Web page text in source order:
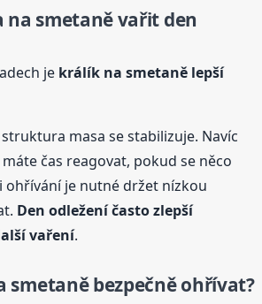
na smetaně vařit den
je králík na smetaně lepší
masa se stabilizuje. Navíc
čas reagovat, pokud se něco
ohřívání je nutné držet nízkou
Den odležení často zlepší
vaření.
smetaně bezpečně ohřívat?